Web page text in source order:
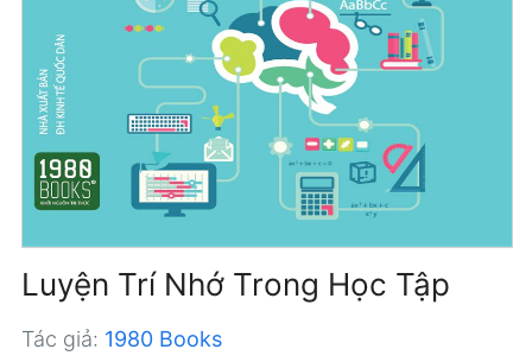
Luyện Trí Nhớ Trong Học Tập
Tác giả: 1980 Books